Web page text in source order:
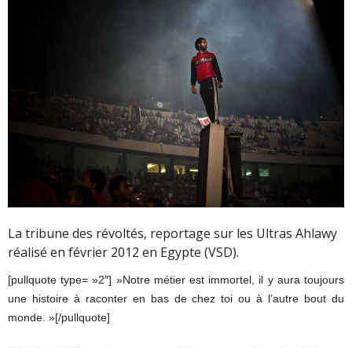
La tribune des révoltés, reportage sur les Ultras Ahlawy
réalisé en février 2012 en Egypte (VSD).
[pullquote type= »2″] »Notre métier est immortel, il y aura toujours
une histoire à raconter en bas de chez toi ou à l’autre bout du
monde. »[/pullquote]